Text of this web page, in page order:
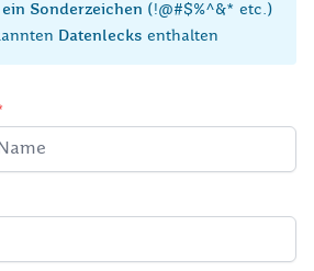
ein Sonderzeichen (!@#$%^&* etc.)
Datenlecks enthalten